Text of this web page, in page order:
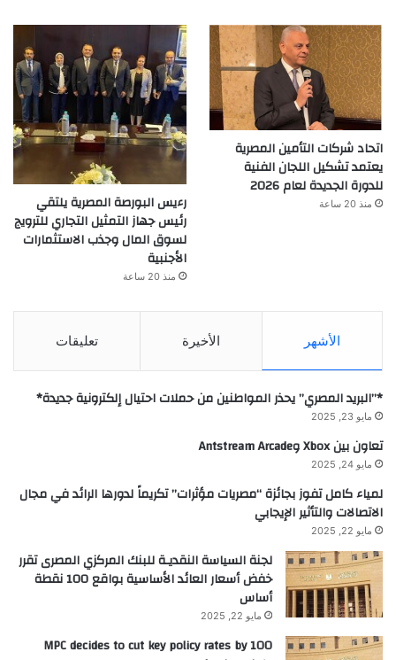
اتحاد شركات التأمين المصرية
يعتمد تشكيل اللجان الفنية
للدورة الجديدة لعام 2026
منذ 20 ساعة
رءيس البورصة المصرية يلتقي
رئيس جهاز التمثيل التجاري للترويج
لسوق المال وجذب الاستثمارات
الأجنبية
منذ 20 ساعة
الأشهر الأخيرة تعليقات
*”البريد المصري” يحذر المواطنين من حملات احتيال إلكترونية جديدة*
مايو 23, 2025
تعاون بين Xbox وAntstream Arcade
مايو 24, 2025
لمياء كامل تفوز بجائزة “مصريات مؤثرات” تكريماً لدورها الرائد في مجال
الاتصالات والتأثير الإيجابي
مايو 22, 2025
لجنة السياسة النقديـة للبنك المركزي المصرى تقرر
خفض أسعار العائد الأساسية بواقع 100 نقطة
أساس
مايو 22, 2025
MPC decides to cut key policy rates by 100